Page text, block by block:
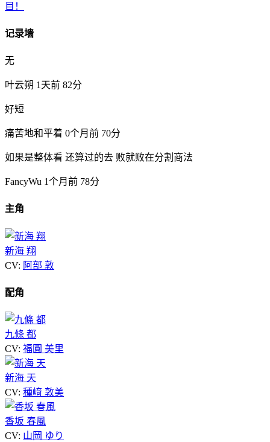
记录墙
无
叶云朔 1天前 82分
好短
痛苦地和平着 0个月前 70分
如果是整体看 还算过的去 败就败在分割商法
FancyWu 1个月前 78分
主角
新海 翔
CV: 阿部 敦
配角
九條 都
CV: 福圓 美里
新海 天
CV: 種﨑 敦美
香坂 春風
CV: 山岡 ゆり